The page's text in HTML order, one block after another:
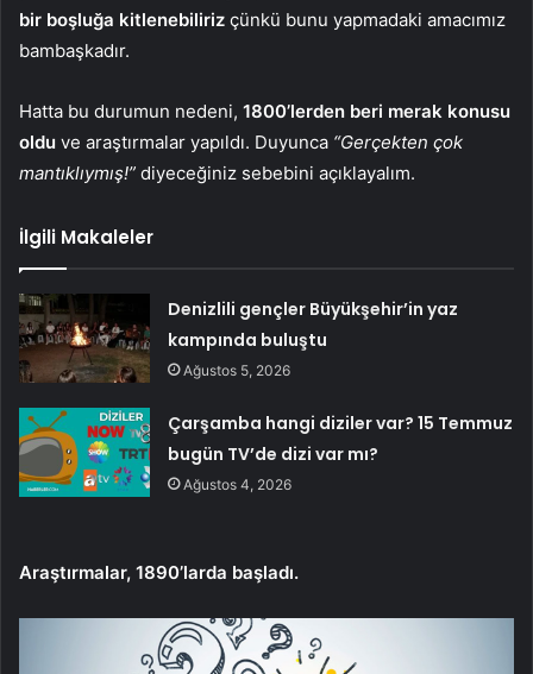
bir boşluğa kitlenebiliriz çünkü bunu yapmadaki amacımız
bambaşkadır.
Hatta bu durumun nedeni, 1800’lerden beri merak konusu
oldu ve araştırmalar yapıldı. Duyunca “Gerçekten çok
mantıklıymış!” diyeceğiniz sebebini açıklayalım.
İlgili Makaleler
Denizlili gençler Büyükşehir’in yaz
kampında buluştu
Ağustos 5, 2026
Çarşamba hangi diziler var? 15 Temmuz
bugün TV’de dizi var mı?
Ağustos 4, 2026
Araştırmalar, 1890’larda başladı.